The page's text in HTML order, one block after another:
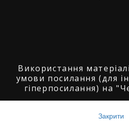
Використання
умови посилання (для
гіперпосилання) на
"Четверта влада":
Закрити